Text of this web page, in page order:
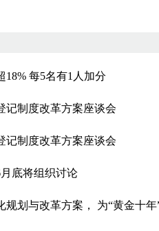
每5名有1人加分
记制度改革方案座谈会
记制度改革方案座谈会
底将组织讨论
规划与改革方案， 为“黄金十年